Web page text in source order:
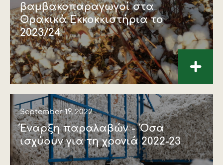
Contact usFOLLOW US
Contact usFOLLOW US
Contact usFOLLOW US
Contact usFOLLOW US
Contact usFOLLOW US
Contact usFOLLOW US
βαμβακοπαραγωγοί στα
Θρακικά Εκκοκκιστήρια το
2023/24
+
September 19, 2022
Έναρξη παραλαβών - Όσα
ισχύουν για τη χρονιά 2022-23